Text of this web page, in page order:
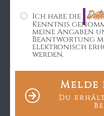
Ich habe die
Kenntnis
meine Angaben
Beantwortung
elektronisch
werden.
Du